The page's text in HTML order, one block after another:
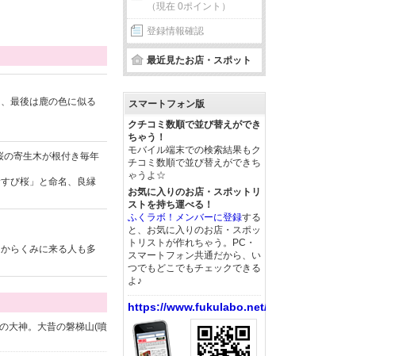
最後は鹿の色に似る
寄生木が根付き毎年
び桜」と命名、良縁
らくみに来る人も多
大神。大昔の磐梯山(噴
（現在 0ポイント）
登録情報確認
最近見たお店・スポット
スマートフォン版
クチコミ数順で並び替えができ
ちゃう！
モバイル端末での検索結果もク
チコミ数順で並び替えができち
ゃうよ☆
お気に入りのお店・スポットリ
ストを持ち運べる！
ふくラボ！メンバーに登録する
と、お気に入りのお店・スポッ
トリストが作れちゃう。PC・
スマートフォン共通だから、い
つでもどこでもチェックできる
よ♪
https://www.fukulabo.net/